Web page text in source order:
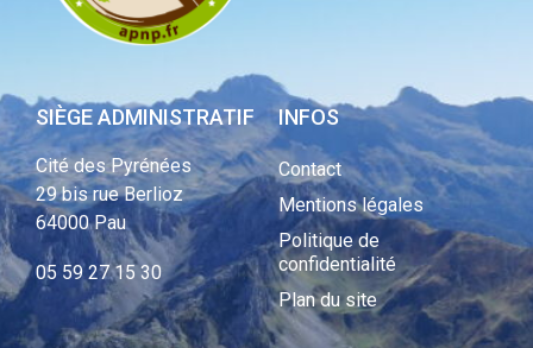
SIÈGE ADMINISTRATIF
Cité des Pyrénées
29 bis rue Berlioz
64000 Pau
05 59 27 15 30
INFOS
Contact
Mentions légales
Politique de
confidentialité
Plan du site